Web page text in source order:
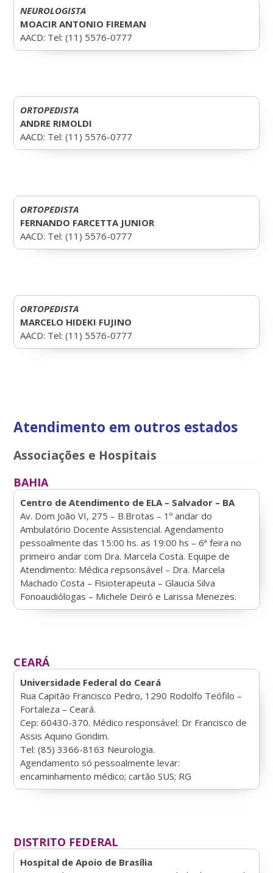
NEUROLOGISTA
MOACIR ANTONIO FIREMAN
AACD: Tel: (11) 5576-0777
ORTOPEDISTA
ANDRE RIMOLDI
AACD: Tel: (11) 5576-0777
ORTOPEDISTA
FERNANDO FARCETTA JUNIOR
AACD: Tel: (11) 5576-0777
ORTOPEDISTA
MARCELO HIDEKI FUJINO
AACD: Tel: (11) 5576-0777
Atendimento em outros estados
Associações e Hospitais
BAHIA
Centro de Atendimento de ELA – Salvador – BA
Av. Dom João VI, 275 – B.Brotas – 1º andar do
Ambulatório Docente Assistencial. Agendamento
pessoalmente das 15:00 hs. as 19:00 hs – 6ª feira no
primeiro andar com Dra. Marcela Costa. Equipe de
Atendimento: Médica repsonsável – Dra. Marcela
Machado Costa – Fisioterapeuta – Glaucia Silva
Fonoaudiólogas – Michele Deiró e Larissa Menezes.
CEARÁ
Universidade Federal do Ceará
Rua Capitão Francisco Pedro, 1290 Rodolfo Teófilo –
Fortaleza – Ceará.
Cep: 60430-370. Médico responsável: Dr Francisco de
Assis Aquino Gondim.
Tel: (85) 3366-8163 Neurologia.
Agendamento só pessoalmente levar:
encaminhamento médico; cartão SUS; RG
DISTRITO FEDERAL
Hospital de Apoio de Brasília